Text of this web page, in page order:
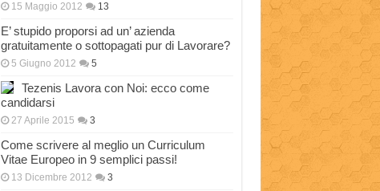
15 Maggio 2012 13
E’ stupido proporsi ad un’ azienda
gratuitamente o sottopagati pur di Lavorare?
5 Giugno 2012 5
Tezenis Lavora con Noi: ecco come
candidarsi
27 Aprile 2015 3
Come scrivere al meglio un Curriculum
Vitae Europeo in 9 semplici passi!
13 Dicembre 2012 3